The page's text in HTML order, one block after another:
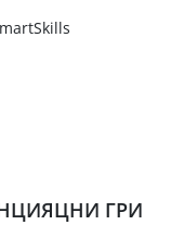
ГРИ